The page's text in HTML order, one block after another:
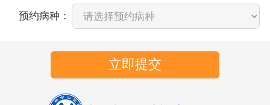
预约病种：
立即提交